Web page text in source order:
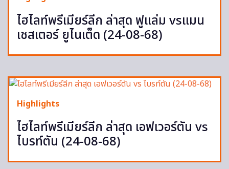
ไฮไลท์พรีเมียร์ลีก ล่าสุด ฟูแล่ม vsแมน
เชสเตอร์ ยูไนเต็ด (24-08-68)
Highlights
ไฮไลท์พรีเมียร์ลีก ล่าสุด เอฟเวอร์ตัน vs
ไบรท์ตัน (24-08-68)